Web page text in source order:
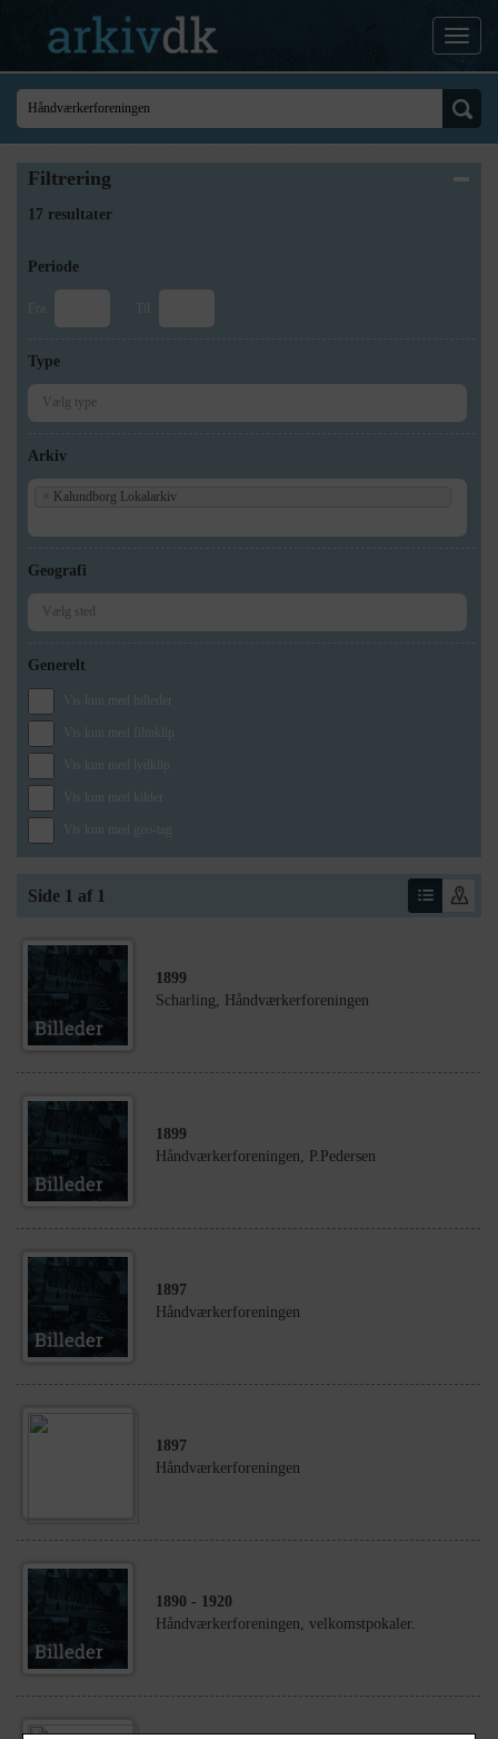
Filtrering
17 resultater
Periode
Fra Til
Type
Arkiv
× Kalundborg Lokalarkiv
Geografi
Generelt
Vis kun med billeder
Vis kun med filmklip
Vis kun med lydklip
Vis kun med kilder
Vis kun med geo-tag
Side 1 af 1
1899
Scharling, Håndværkerforeningen
1899
Håndværkerforeningen, P.Pedersen
1897
Håndværkerforeningen
1897
Håndværkerforeningen
1890 - 1920
Håndværkerforeningen, velkomstpokaler.